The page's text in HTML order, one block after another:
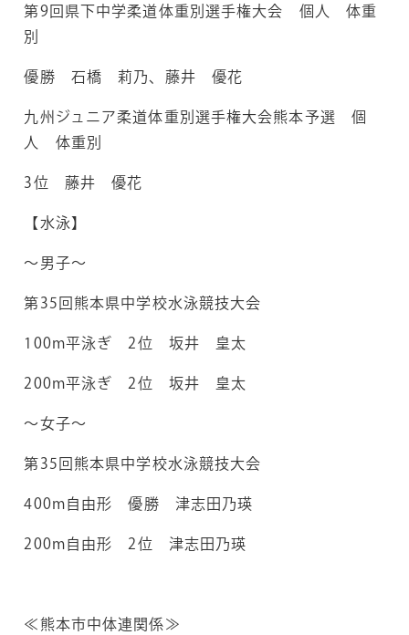
第9回県下中学柔道体重別選手権大会 個人 体重
別
優勝 石橋 莉乃、藤井 優花
九州ジュニア柔道体重別選手権大会熊本予選 個
人 体重別
3位 藤井 優花
【水泳】
～男子～
第35回熊本県中学校水泳競技大会
100m平泳ぎ 2位 坂井 皇太
200m平泳ぎ 2位 坂井 皇太
～女子～
第35回熊本県中学校水泳競技大会
400m自由形 優勝 津志田乃瑛
200m自由形 2位 津志田乃瑛
≪熊本市中体連関係≫